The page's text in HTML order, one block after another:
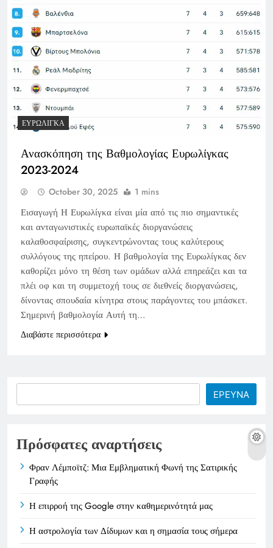
ΕΥΡΩΛΊΓΚΑ
Ανασκόπηση της Βαθμολογίας Ευρωλίγκας
2023-2024
October 30, 2025 1 mins
Εισαγωγή Η Ευρωλίγκα είναι μία από τις πιο σημαντικές
και ανταγωνιστικές ευρωπαϊκές διοργανώσεις
καλαθοσφαίρισης, συγκεντρώνοντας τους καλύτερους
συλλόγους της ηπείρου. Η βαθμολογία της Ευρωλίγκας δεν
καθορίζει μόνο τη θέση των ομάδων αλλά επηρεάζει και τα
πλέι οφ και τη συμμετοχή τους σε διεθνείς διοργανώσεις,
δίνοντας σπουδαία κίνητρα στους παράγοντες του μπάσκετ.
Σημερινή βαθμολογία Αυτή τη…
Διαβάστε περισσότερα
ΕΡΕΥΝΑ
Πρόσφατες αναρτήσεις
Φραν Λέμποϊτζ: Μια Εμβληματική Φωνή της Σατιρικής
Γραφής
Η επιρροή της Google στην καθημερινότητά μας
Η αστρολογία των Δίδυμων και η σημασία τους σήμερα